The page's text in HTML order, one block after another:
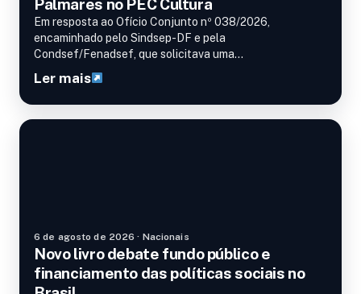
Palmares no PEC Cultura
Em resposta ao Ofício Conjunto nº 038/2026,
encaminhado pelo Sindsep-DF e pela
Condsef/Fenadsef, que solicitava uma…
Ler mais
6 de agosto de 2026 · Nacionais
Novo livro debate fundo público e
financiamento das políticas sociais no